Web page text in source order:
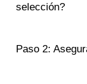
selección?
Paso 2: